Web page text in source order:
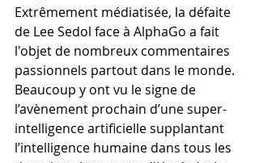
Extrêmement médiatisée, la défaite
de Lee Sedol face à AlphaGo a fait
l'objet de nombreux commentaires
passionnels partout dans le monde.
Beaucoup y ont vu le signe de
l’avènement prochain d’une super-
intelligence artificielle supplantant
l’intelligence humaine dans tous les